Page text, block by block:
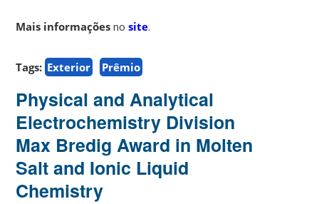
Mais informações nosite.
Tags: Exterior Prêmio
Physical and Analytical
Electrochemistry Division
Max Bredig Award in Molten
Salt and Ionic Liquid
Chemistry